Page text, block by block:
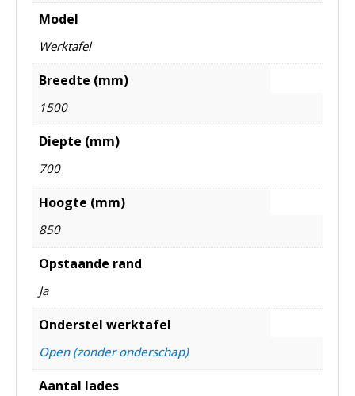
Model
Werktafel
Breedte (mm)
1500
Diepte (mm)
700
Hoogte (mm)
850
Opstaande rand
Ja
Onderstel werktafel
Open (zonder onderschap)
Aantal lades